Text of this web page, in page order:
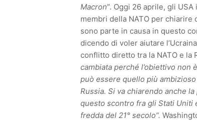
Macron”. Oggi 26 aprile, gli
membri della NATO per
sono parte in causa in questo
dicendo di voler aiutare
conflitto diretto tra la NATO e la
cambiata perché l’obiettivo non
può essere quello più
Russia. Si va chiarendo anche
questo scontro fra gli Stati Uniti
fredda del 21° secolo”.